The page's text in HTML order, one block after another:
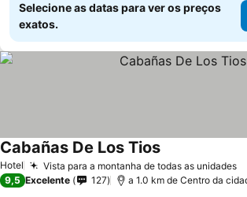
Selecione as datas para ver os preços
exatos.
Hotel Vista para a montanha de todas as unidades
Cabañas De Los Tios
9,5 Excelente 127 a 1.0 km de Centro da